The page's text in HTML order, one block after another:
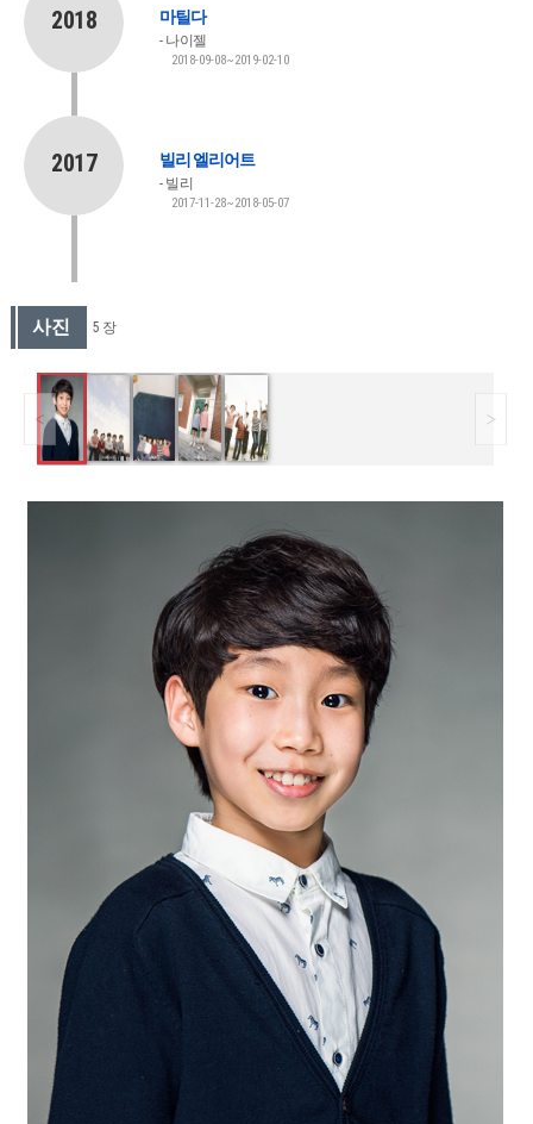
2018 마틸다
나이젤
2018-09-08~2019-02-10
2017 빌리 엘리어트
빌리
2017-11-28~2018-05-07
사진 5 장